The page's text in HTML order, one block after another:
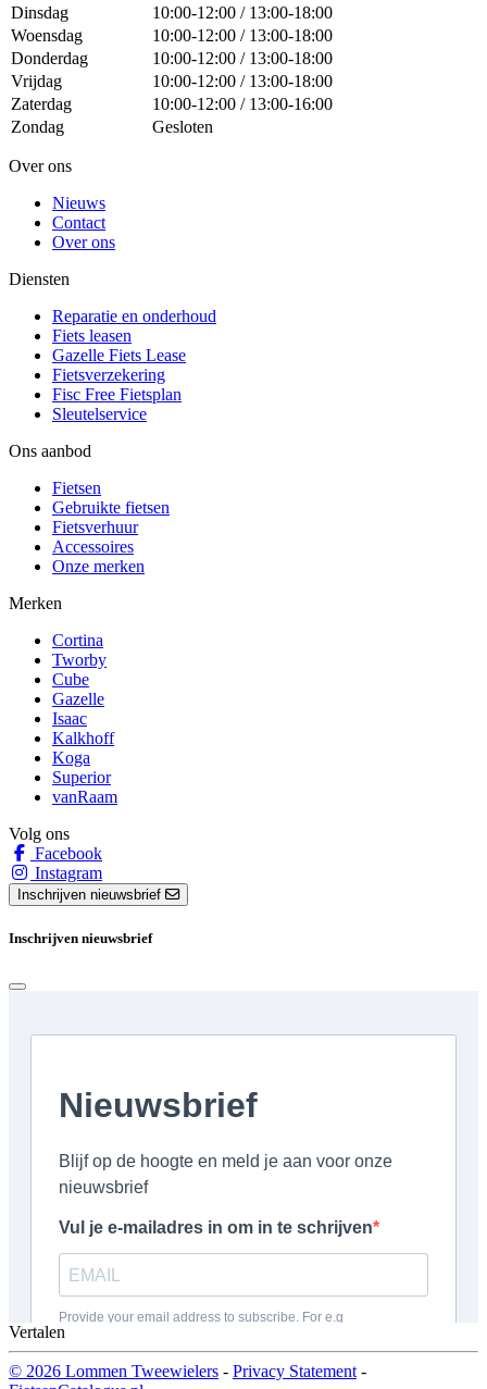
Dinsdag
10:00-12:00 / 13:00-18:00
Woensdag
10:00-12:00 / 13:00-18:00
Donderdag
10:00-12:00 / 13:00-18:00
Vrijdag
10:00-12:00 / 13:00-18:00
Zaterdag
10:00-12:00 / 13:00-16:00
Zondag
Gesloten
Over ons
Nieuws
Contact
Over ons
Diensten
Reparatie en onderhoud
Fiets leasen
Gazelle Fiets Lease
Fietsverzekering
Fisc Free Fietsplan
Sleutelservice
Ons aanbod
Fietsen
Gebruikte fietsen
Fietsverhuur
Accessoires
Onze merken
Merken
Cortina
Tworby
Cube
Gazelle
Isaac
Kalkhoff
Koga
Superior
vanRaam
Volg ons
Facebook
Instagram
Inschrijven nieuwsbrief
Inschrijven nieuwsbrief
Vertalen
© 2026 Lommen Tweewielers - Privacy Statement -